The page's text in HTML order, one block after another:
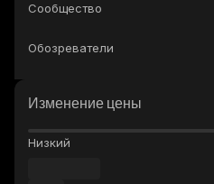
Сообщество
Обозреватели
Изменение цены
Низкий